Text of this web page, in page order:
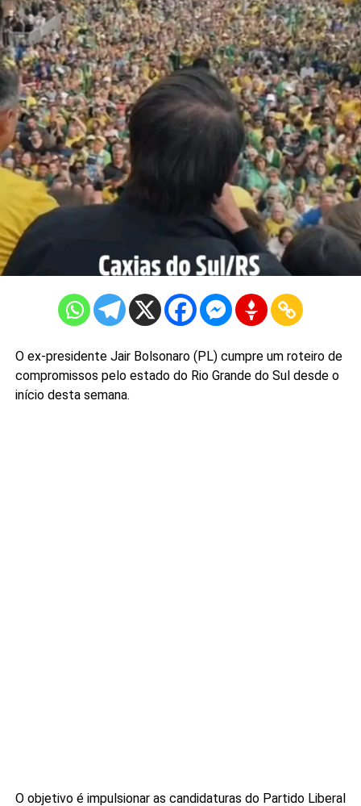
O ex-presidente Jair Bolsonaro (PL) cumpre um roteiro de
compromissos pelo estado do Rio Grande do Sul desde o
início desta semana.
O objetivo é impulsionar as candidaturas do Partido Liberal